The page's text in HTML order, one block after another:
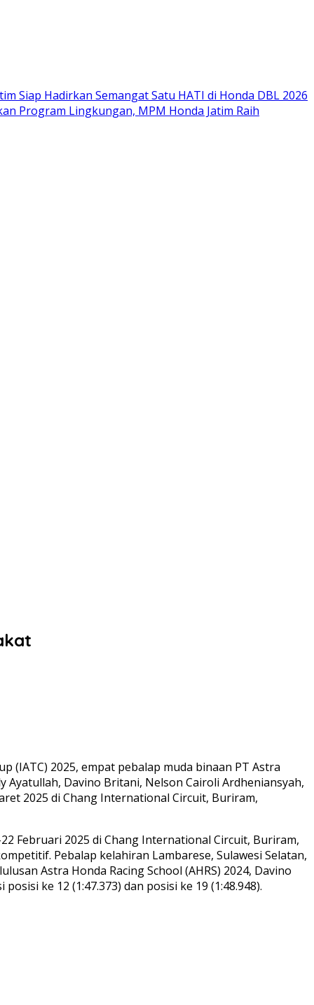
Siap Hadirkan Semangat Satu HATI di Honda DBL 2026
Program Lingkungan, MPM Honda Jatim Raih
(IATC) 2025, empat pebalap muda binaan PT Astra
Davino Britani, Nelson Cairoli Ardheniansyah,
2025 di Chang International Circuit, Buriram,
Februari 2025 di Chang International Circuit, Buriram,
Pebalap kelahiran Lambarese, Sulawesi Selatan,
Astra Honda Racing School (AHRS) 2024, Davino
ke 12 (1:47.373) dan posisi ke 19 (1:48.948).